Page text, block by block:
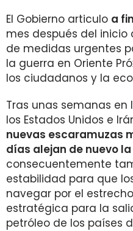
El Gobierno articulo a
mes después del
de medidas urgentes
la guerra en Oriente
los ciudadanos y la
Tras unas semanas
los Estados Unidos e
nuevas escaramuzas
días alejan de nuevo
consecuentemente
estabilidad para que
navegar por el
estratégica para la
petróleo de los países